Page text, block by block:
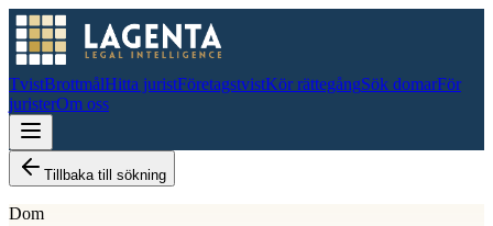
TvistBrottmålHitta juristFöretagstvistKör rättegångSök domarFör
juristerOm oss
Tillbaka till sökning
Dom